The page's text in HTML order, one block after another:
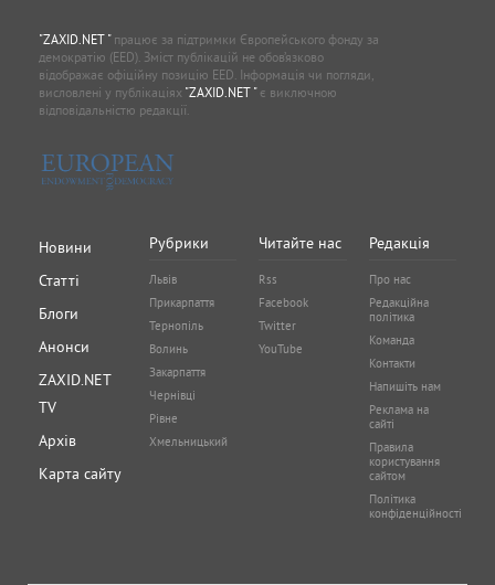
"ZAXID.NET "працює за підтримки Європейського фонду за
демократію (EED). Зміст публікацій не обов’язково
відображає офіційну позицію EED. Інформація чи погляди,
висловлені у публікаціях "ZAXID.NET "є виключною
відповідальністю редакції.
Новини
Статті
Блоги
Анонси
ZAXID.NET
TV
Архів
Карта сайту
Рубрики
Львів
Прикарпаття
Тернопіль
Волинь
Закарпаття
Чернівці
Рівне
Хмельницький
Читайте нас
Rss
Facebook
Twitter
YouTube
Редакція
Про нас
Редакційна
політика
Команда
Контакти
Напишіть нам
Реклама на
сайті
Правила
користування
сайтом
Політика
конфіденційності